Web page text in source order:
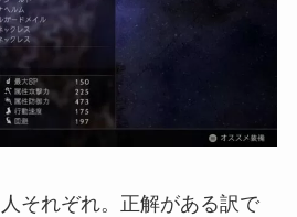
それぞれ。正解がある訳で